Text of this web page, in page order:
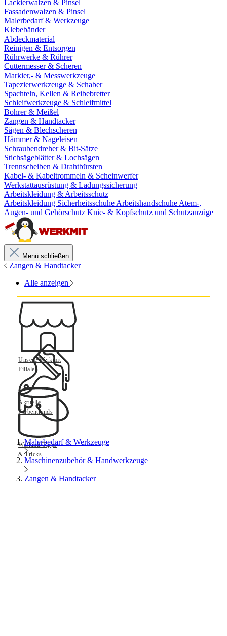
Lackierwalzen & Pinsel
Fassadenwalzen & Pinsel
Malerbedarf & Werkzeuge
Klebebänder
Abdeckmaterial
Reinigen & Entsorgen
Rührwerke & Rührer
Cuttermesser & Scheren
Markier,- & Messwerkzeuge
Tapezierwerkzeuge & Schaber
Spachteln, Kellen & Reibebretter
Schleifwerkzeuge & Schleifmittel
Bohrer & Meißel
Zangen & Handtacker
Sägen & Blechscheren
Hämmer & Nageleisen
Schraubendreher & Bit-Sätze
Stichsägeblätter & Lochsägen
Trennscheiben & Drahtbürsten
Kabel- & Kabeltrommeln & Scheinwerfer
Werkstattausrüstung & Ladungssicherung
Arbeitskleidung & Arbeitsschutz
Arbeitskleidung Sicherheitsschuhe Arbeitshandschuhe Atem-,
Augen- und Gehörschutz Knie- & Kopfschutz und Schutzanzüge
Menü schließen
Zangen & Handtacker
Alle anzeigen
Unsere Werkmit
Filialen
Aktuelle
Farbentrends
Werkmit Tipps
& Tricks
Malerbedarf & Werkzeuge
Maschinenzubehör & Handwerkzeuge
Zangen & Handtacker